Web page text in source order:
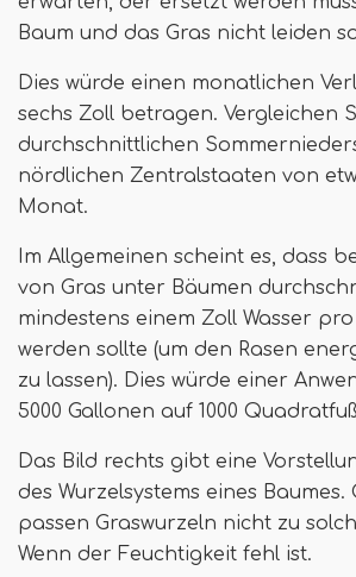
Baum und das Gras nicht leiden
Dies würde einen monatlichen
sechs Zoll betragen. Vergleichen
durchschnittlichen
nördlichen Zentralstaaten von
Monat.
Im Allgemeinen scheint es, dass
von Gras unter Bäumen
mindestens einem Zoll Wasser
werden sollte (um den Rasen
zu lassen). Dies würde einer
5000 Gallonen auf 1000
Das Bild rechts gibt eine
des Wurzelsystems eines
passen Graswurzeln nicht zu
Wenn der Feuchtigkeit fehl ist.